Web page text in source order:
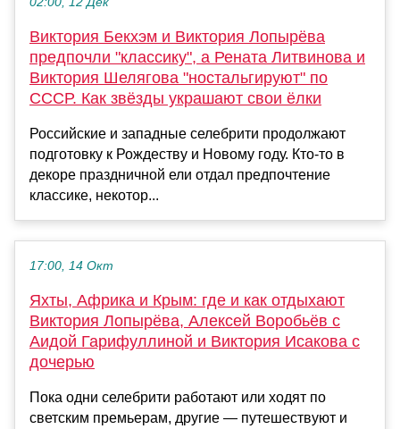
Виктория Бекхэм и Виктория Лопырёва
предпочли "классику", а Рената Литвинова и
Виктория Шелягова "ностальгируют" по
СССР. Как звёзды украшают свои ёлки
Российские и западные селебрити продолжают
подготовку к Рождеству и Новому году. Кто-то в
декоре праздничной ели отдал предпочтение
классике, некотор...
17:00, 14 Окт
Яхты, Африка и Крым: где и как отдыхают
Виктория Лопырёва, Алексей Воробьёв с
Аидой Гарифуллиной и Виктория Исакова с
дочерью
Пока одни селебрити работают или ходят по
светским премьерам, другие — путешествуют и